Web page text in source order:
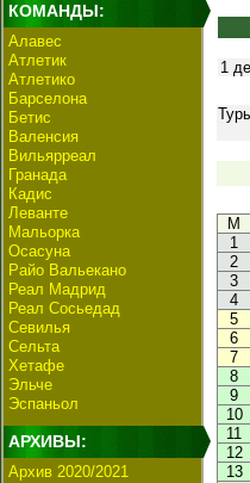
КОМАНДЫ:
Алавес
Атлетик
Атлетико
Барселона
Бетис
Валенсия
Вильярреал
Гранада
Кадис
Леванте
Мальорка
Осасуна
Райо Вальекано
Реал Мадрид
Реал Сосьедад
Севилья
Сельта
Хетафе
Эльче
Эспаньол
АРХИВЫ:
Архив 2020/2021
1
М
1
2
3
4
5
6
7
8
9
10
11
12
13